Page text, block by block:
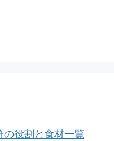
の役割と食材一覧